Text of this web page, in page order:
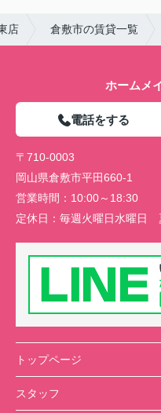
店 倉敷市の賃貸一覧
ホームメ
電話をする
〒710-0003
岡山県倉敷市平田660-1
営業時間： 10:00～18:30
定休日： 毎週火曜日水曜日
トップページ
スタッフ